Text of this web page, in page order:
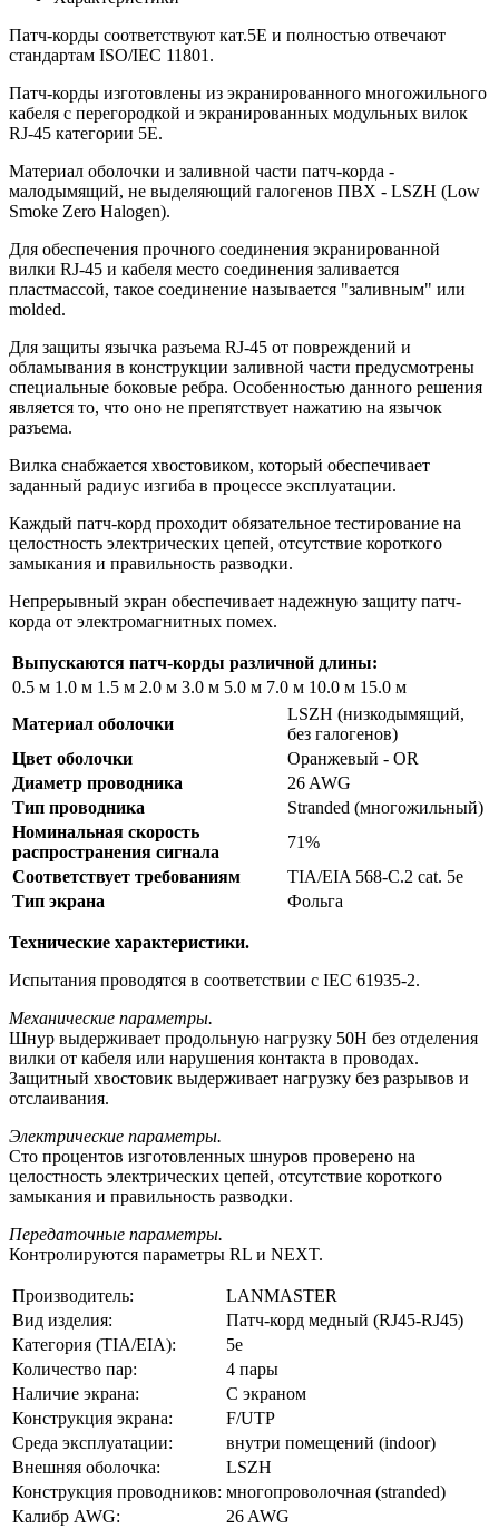
Патч-корды соответствуют кат.5E и полностью отвечают
стандартам ISO/IEC 11801.
Патч-корды изготовлены из экранированного многожильного
кабеля с перегородкой и экранированных модульных вилок
RJ-45 категории 5E.
Материал оболочки и заливной части патч-корда -
малодымящий, не выделяющий галогенов ПВХ - LSZH (Low
Smoke Zero Halogen).
Для обеспечения прочного соединения экранированной
вилки RJ-45 и кабеля место соединения заливается
пластмассой, такое соединение называется "заливным" или
molded.
Для защиты язычка разъема RJ-45 от повреждений и
обламывания в конструкции заливной части предусмотрены
специальные боковые ребра. Особенностью данного решения
является то, что оно не препятствует нажатию на язычок
разъема.
Вилка снабжается хвостовиком, который обеспечивает
заданный радиус изгиба в процессе эксплуатации.
Каждый патч-корд проходит обязательное тестирование на
целостность электрических цепей, отсутствие короткого
замыкания и правильность разводки.
Непрерывный экран обеспечивает надежную защиту патч-
корда от электромагнитных помех.
Выпускаются патч-корды различной длины:
0.5 м 1.0 м 1.5 м 2.0 м 3.0 м 5.0 м 7.0 м 10.0 м 15.0 м
Материал оболочки
LSZH (низкодымящий,
без галогенов)
Цвет оболочки
Оранжевый - OR
Диаметр проводника
26 AWG
Тип проводника
Stranded (многожильный)
Номинальная скорость
распространения сигнала
71%
Соответствует требованиям
TIA/EIA 568-C.2 cat. 5e
Тип экрана
Фольга
Технические характеристики.
Испытания проводятся в соответствии с IEC 61935-2.
Механические параметры.
Шнур выдерживает продольную нагрузку 50Н без отделения
вилки от кабеля или нарушения контакта в проводах.
Защитный хвостовик выдерживает нагрузку без разрывов и
отслаивания.
Электрические параметры.
Сто процентов изготовленных шнуров проверено на
целостность электрических цепей, отсутствие короткого
замыкания и правильность разводки.
Передаточные параметры.
Контролируются параметры RL и NEXT.
Производитель:
LANMASTER
Вид изделия:
Патч-корд медный (RJ45-RJ45)
Категория (TIA/EIA):
5e
Количество пар:
4 пары
Наличие экрана:
С экраном
Конструкция экрана:
F/UTP
Среда эксплуатации:
внутри помещений (indoor)
Внешняя оболочка:
LSZH
Конструкция проводников: многопроволочная (stranded)
Калибр AWG:
26 AWG